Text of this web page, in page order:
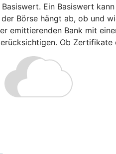
Ein Basiswert
Börse hängt ab, ob und
emittierenden Bank mit
Ob